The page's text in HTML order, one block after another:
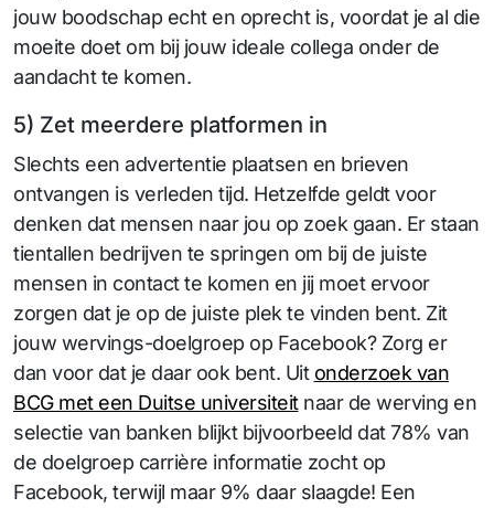
jouw boodschap echt en oprecht is, voordat je al die
moeite doet om bij jouw ideale collega onder de
aandacht te komen.
5) Zet meerdere platformen in
Slechts een advertentie plaatsen en brieven
ontvangen is verleden tijd. Hetzelfde geldt voor
denken dat mensen naar jou op zoek gaan. Er staan
tientallen bedrijven te springen om bij de juiste
mensen in contact te komen en jij moet ervoor
zorgen dat je op de juiste plek te vinden bent. Zit
jouw wervings-doelgroep op Facebook? Zorg er
dan voor dat je daar ook bent. Uit onderzoek van
BCG met een Duitse universiteitnaar de werving en
selectie van banken blijkt bijvoorbeeld dat 78% van
de doelgroep carrière informatie zocht op
Facebook, terwijl maar 9% daar slaagde! Een